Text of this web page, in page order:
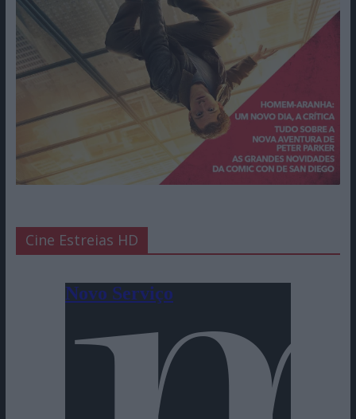
Cine Estreias HD